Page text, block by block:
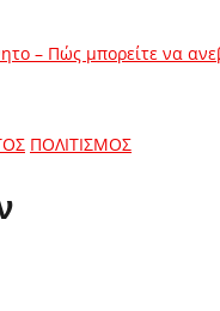
– Πώς μπορείτε να
ΠΟΛΙΤΙΣΜΟΣ